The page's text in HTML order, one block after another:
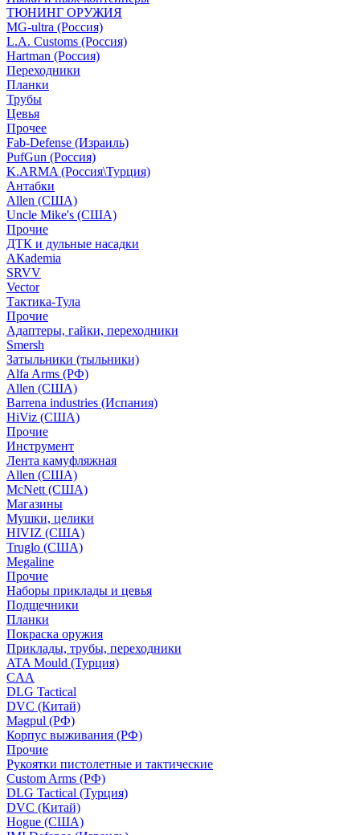
ТЮНИНГ ОРУЖИЯ
MG-ultra (Россия)
L.A. Customs (Россия)
Hartman (Россия)
Переходники
Планки
Трубы
Цевья
Прочее
Fab-Defense (Израиль)
PufGun (Россия)
K.ARMA (Россия\Турция)
Антабки
Allen (США)
Uncle Mike's (США)
Прочие
ДТК и дульные насадки
АКademia
SRVV
Vector
Тактика-Тула
Прочие
Адаптеры, гайки, переходники
Smersh
Затыльники (тыльники)
Alfa Arms (РФ)
Allen (США)
Barrena industries (Испания)
HiViz (США)
Прочие
Инструмент
Лента камуфляжная
Allen (США)
McNett (США)
Магазины
Мушки, целики
HIVIZ (США)
Truglo (США)
Megaline
Прочие
Наборы приклады и цевья
Подщечники
Планки
Покраска оружия
Приклады, трубы, переходники
ATA Mould (Турция)
CAA
DLG Tactical
DVC (Китай)
Magpul (РФ)
Корпус выживания (РФ)
Прочие
Рукоятки пистолетные и тактические
Custom Arms (РФ)
DLG Tactical (Турция)
DVC (Китай)
Hogue (США)